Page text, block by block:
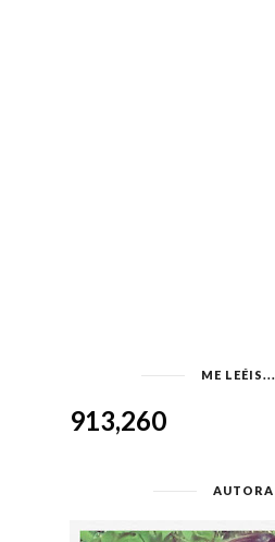
ME LEÉIS...
913,260
AUTORA